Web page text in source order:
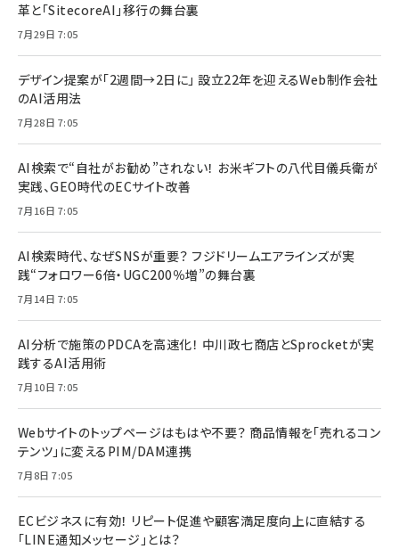
革と「SitecoreAI」移行の舞台裏
7月29日 7:05
デザイン提案が「2週間→2日に」 設立22年を迎えるWeb制作会社
のAI活用法
7月28日 7:05
AI検索で“自社がお勧め”されない！ お米ギフトの八代目儀兵衛が
実践、GEO時代のECサイト改善
7月16日 7:05
AI検索時代、なぜSNSが重要？ フジドリームエアラインズが実
践“フォロワー6倍・UGC200％増”の舞台裏
7月14日 7:05
AI分析で施策のPDCAを高速化！ 中川政七商店とSprocketが実
践するAI活用術
7月10日 7:05
Webサイトのトップページはもはや不要？ 商品情報を「売れるコン
テンツ」に変えるPIM/DAM連携
7月8日 7:05
ECビジネスに有効！ リピート促進や顧客満足度向上に直結する
「LINE通知メッセージ」とは？